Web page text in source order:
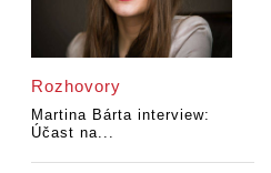
Rozhovory
Martina Bárta interview:
Účast na...